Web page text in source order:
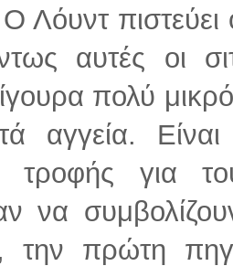
Λόυντ πιστεύει
αυτές οι
πολύ
αγγεία.
τροφής για
να
την πρώτη